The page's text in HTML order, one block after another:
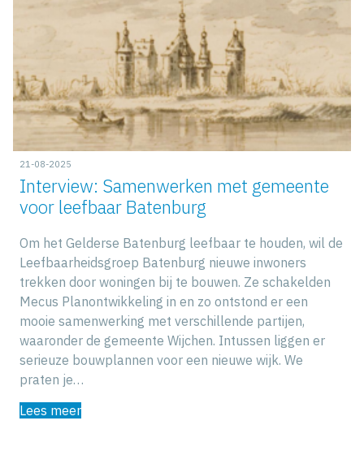
21-08-2025
Interview: Samenwerken met gemeente
voor leefbaar Batenburg
Om het Gelderse Batenburg leefbaar te houden, wil de
Leefbaarheidsgroep Batenburg nieuwe inwoners
trekken door woningen bij te bouwen. Ze schakelden
Mecus Planontwikkeling in en zo ontstond er een
mooie samenwerking met verschillende partijen,
waaronder de gemeente Wijchen. Intussen liggen er
serieuze bouwplannen voor een nieuwe wijk. We
praten je…
Lees meer